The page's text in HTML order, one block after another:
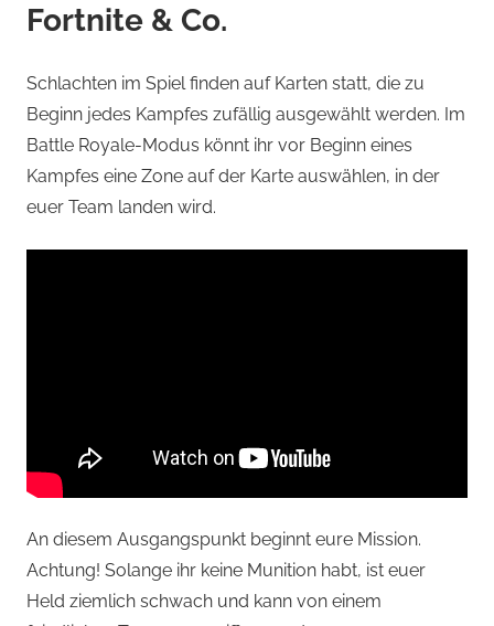
Fortnite & Co.
Schlachten im Spiel finden auf Karten statt, die zu
Beginn jedes Kampfes zufällig ausgewählt werden. Im
Battle Royale-Modus könnt ihr vor Beginn eines
Kampfes eine Zone auf der Karte auswählen, in der
euer Team landen wird.
An diesem Ausgangspunkt beginnt eure Mission.
Achtung! Solange ihr keine Munition habt, ist euer
Held ziemlich schwach und kann von einem